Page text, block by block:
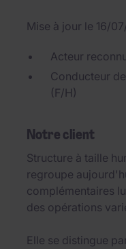
Mise à jour le 16/
Acteur
Conducteur
(F/H)
Notre client
Structure à taille
regroupe
complémentaires
des opérations
Elle se distingue